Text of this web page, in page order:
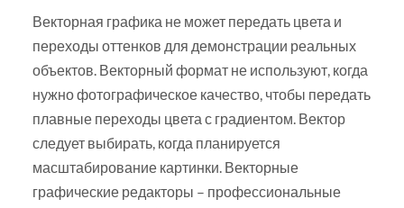
Векторная графика не может передать цвета и
переходы оттенков для демонстрации реальных
объектов. Векторный формат не используют, когда
нужно фотографическое качество, чтобы передать
плавные переходы цвета с градиентом. Вектор
следует выбирать, когда планируется
масштабирование картинки. Векторные
графические редакторы – профессиональные